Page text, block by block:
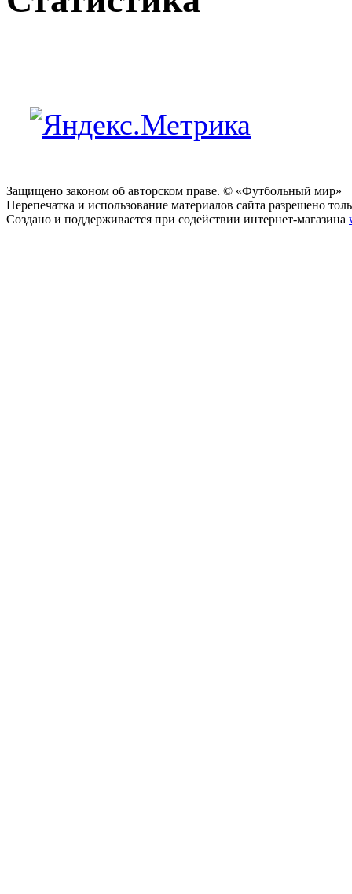
Защищено законом об авторском праве. © «Футбольный мир»
Перепечатка и использование материалов сайта разрешено
Создано и поддерживается при содействии интернет-магазина